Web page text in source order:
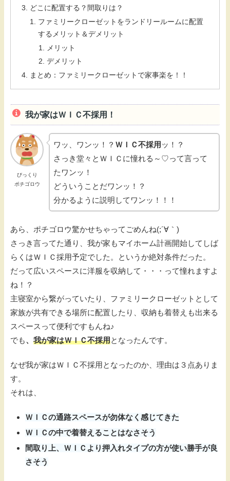
どこに配置する？間取りは？
ファミリークローゼットをランドリールームに配置
するメリット＆デメリット
メリット
デメリット
まとめ：ファミリークローゼットで家事楽を！！
我が家はＷＩＣ不採用！
びっくり
ポチゴロウ
ワッ、ワンッ！？ ＷＩＣ不採用 ッ！？
さっき堂々とＷＩＣに憧れる～♡って言って
たワンッ！
どういうことだワンッ！？
分かるように説明してワンッ！！！
あら、ポチゴロウ驚かせちゃってごめんね(;´∀｀)
さっき言ってた通り、我が家もマイホーム計画開始してしば
らくはＷＩＣ採用予定でした。というか絶対条件だった。
だって広いスペースに洋服を収納して・・・って憧れますよ
ね！？
主寝室から繋がっていたり、ファミリークローゼットとして
家族が共有できる場所に配置したり、収納も着替えも出来る
スペースって便利ですもんね♪
でも、 我が家はＷＩＣ不採用となったんです。
なぜ我が家はＷＩＣ不採用となったのか、理由は３点ありま
す。
それは、
ＷＩＣの通路スペースが勿体なく感じてきた
ＷＩＣの中で着替えることはなさそう
間取り上、ＷＩＣより押入れタイプの方が使い勝手が良
さそう